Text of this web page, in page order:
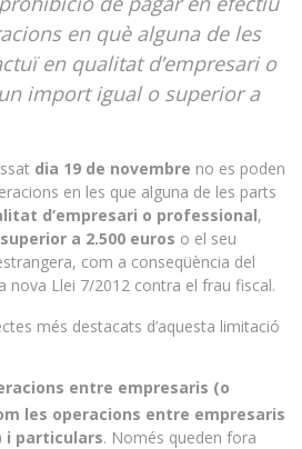
en què alguna de les
en qualitat d’empresari o
import igual o superior a
dia 19 de novembre no es poden
en les que alguna de les parts
d’empresari o professional,
a 2.500 euros o el seu
com a conseqüència del
nova Llei 7/2012 contra el frau fiscal.
més destacats d’aquesta limitació
entre empresaris (o
les operacions entre empresaris
i particulars. Només queden fora